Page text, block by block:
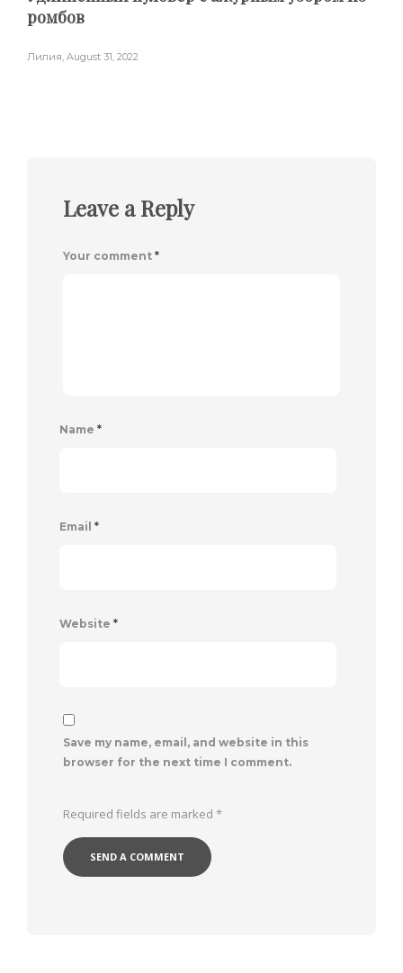
ромбов
Лилия, August 31, 2022
Leave a Reply
Your comment *
Name *
Email *
Website *
Save my name, email, and website in this
browser for the next time I comment.
Required fields are marked *